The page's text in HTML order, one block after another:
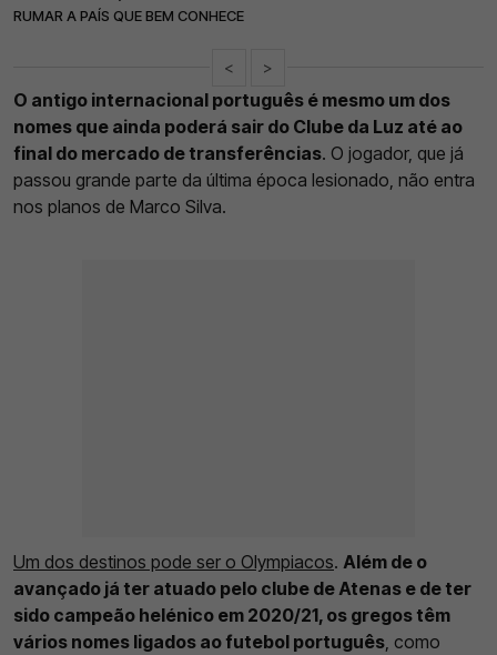
RUMAR A PAÍS QUE BEM CONHECE
< >
O antigo internacional português é mesmo um dos
nomes que ainda poderá sair do Clube da Luz até ao
final do mercado de transferências. O jogador, que já
passou grande parte da última época lesionado, não entra
nos planos de Marco Silva.
Um dos destinos pode ser o Olympiacos. Além de o
avançado já ter atuado pelo clube de Atenas e de ter
sido campeão helénico em 2020/21, os gregos têm
vários nomes ligados ao futebol português , como